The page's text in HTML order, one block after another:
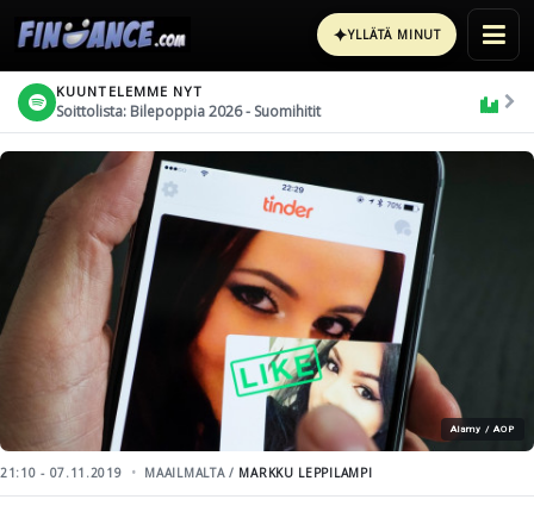
✦YLLÄTÄ MINUT
KUUNTELEMME NYT
Soittolista: Bilepoppia 2026 - Suomihitit
Alamy / AOP
21:10 - 07.11.2019 MAAILMALTA / MARKKU LEPPILAMPI